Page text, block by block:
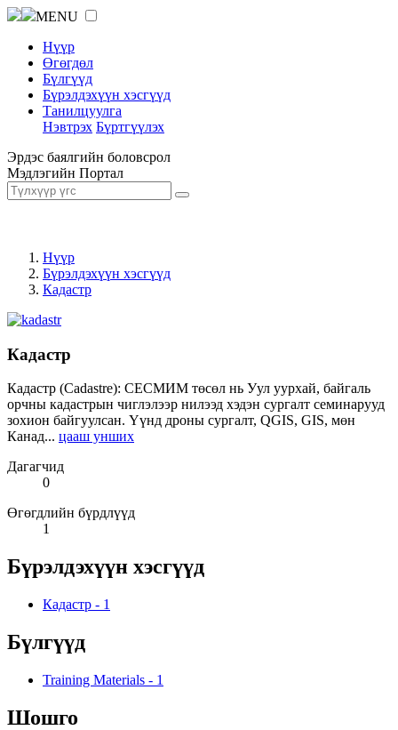
MENU
Нүүр
Өгөгдөл
Бүлгүүд
Бүрэлдэхүүн хэсгүүд
Танилцуулга
Нэвтрэх Бүртгүүлэх
Эрдэс баялгийн боловсрол
Мэдлэгийн Портал
Нүүр
Бүрэлдэхүүн хэсгүүд
Кадастр
Кадастр
Кадастр (Cadastre): СЕСМИМ төсөл нь Уул уурхай, байгаль
орчны кадастрын чиглэлээр нилээд хэдэн сургалт семинарууд
зохион байгуулсан. Үүнд дроны сургалт, QGIS, GIS, мөн
Канад... цааш унших
Дагагчид
0
Өгөгдлийн бүрдлүүд
1
Бүрэлдэхүүн хэсгүүд
Кадастр - 1
Бүлгүүд
Training Materials - 1
Шошго